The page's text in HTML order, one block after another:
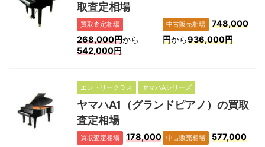
取査定相場
買取査定相場
268,000円から
542,000円
中古販売相場
748,000
円から936,000円
エントリークラス ヤマハAシリーズ
ヤマハA1（グランドピアノ）の買取
査定相場
買取査定相場
178,000
中古販売相場
577,000